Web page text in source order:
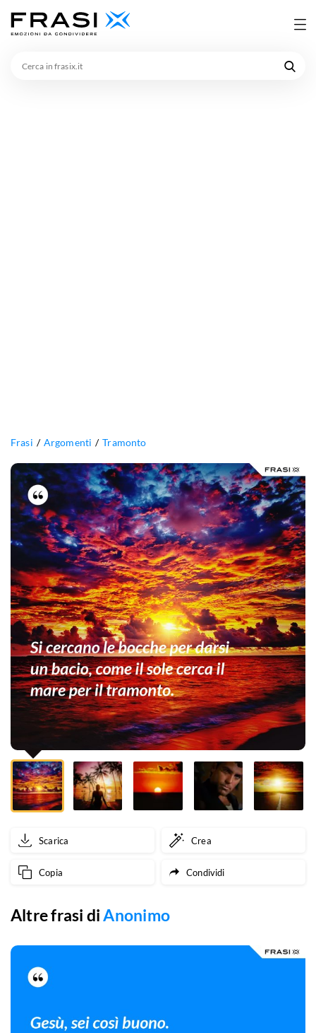
Frasi Argomenti Tramonto
Si
cercano
le
bocche
per
darsi
un
bacio,
come
sole
cerca
il
mare
per
tramonto.
Scarica Crea
Copia Condividi
Altre frasi diAnonimo